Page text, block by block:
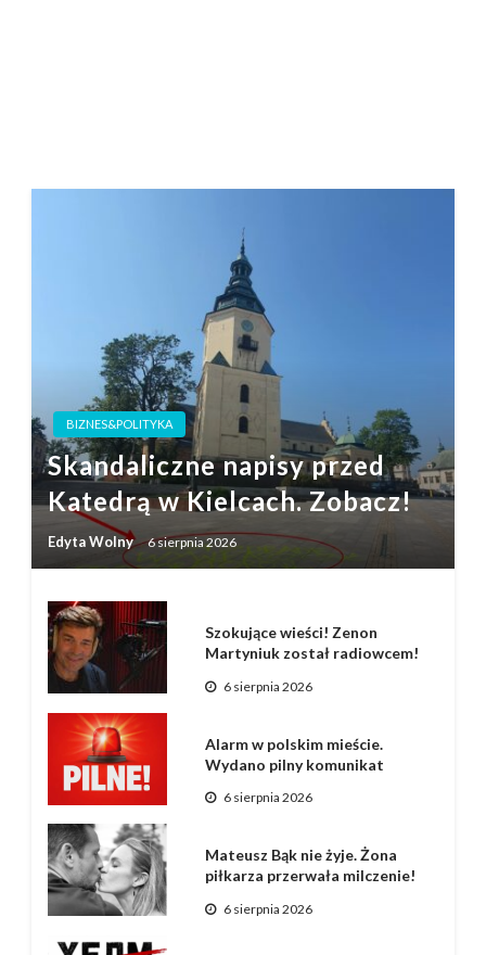
BIZNES&POLITYKA
Skandaliczne napisy przed
Katedrą w Kielcach. Zobacz!
Edyta Wolny 6 sierpnia 2026
Szokujące wieści! Zenon
Martyniuk został radiowcem!
6 sierpnia 2026
Alarm w polskim mieście.
Wydano pilny komunikat
6 sierpnia 2026
Mateusz Bąk nie żyje. Żona
piłkarza przerwała milczenie!
6 sierpnia 2026